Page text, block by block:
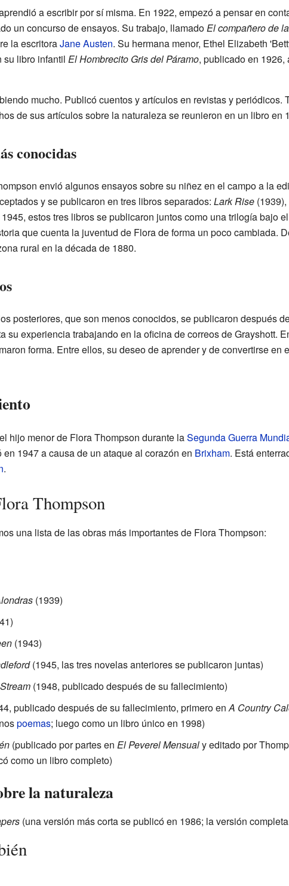
a escribir por sí misma. En 1922, empezó a pensar en
un concurso de ensayos. Su trabajo, llamadoEl compañero de
la escritoraJane Austen. Su hermana menor, Ethel Elizabeth
su libro infantil El Hombrecito Gris del Páramo, publicado en 1926,
mucho. Publicó cuentos y artículos en revistas y periódicos.
de sus artículos sobre la naturaleza se reunieron en un libro en
conocidas
envió algunos ensayos sobre su niñez en el campo a la
y se publicaron en tres libros separados: Lark Rise(1939),
estos tres libros se publicaron juntos como una trilogía bajo
que cuenta la juventud de Flora de forma un poco cambiada.
rural en la década de 1880.
posteriores, que son menos conocidos, se publicaron después
su experiencia trabajando en la oficina de correos de Grayshott.
forma. Entre ellos, su deseo de aprender y de convertirse en
hijo menor de Flora Thompson durante laSegunda Guerra
1947 a causa de un ataque al corazón en Brixham. Está
.
Thompson
una lista de las obras más importantes de Flora Thompson:
(1939)
(1943)
(1945, las tres novelas anteriores se publicaron juntas)
(1948, publicado después de su fallecimiento)
publicado después de su fallecimiento, primero enA Country
poemas; luego como un libro único en 1998)
(publicado por partes en El Peverel Mensualy editado por
como un libro completo)
la naturaleza
(una versión más corta se publicó en 1986; la versión